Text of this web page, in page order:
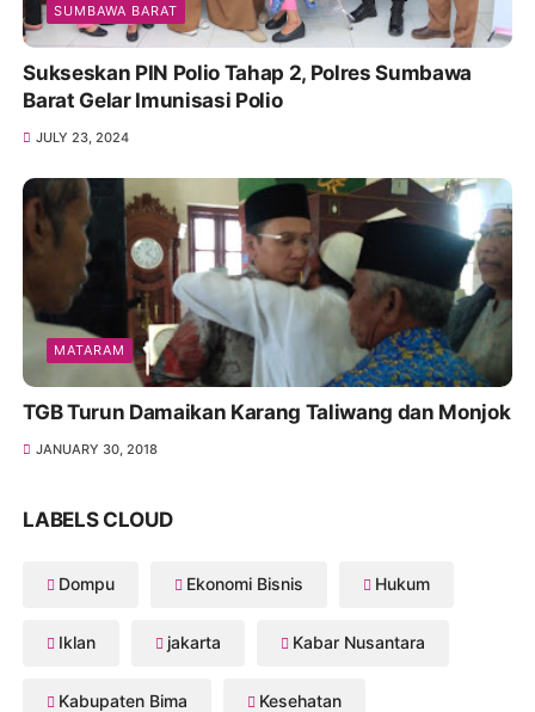
SUMBAWA BARAT
Sukseskan PIN Polio Tahap 2, Polres Sumbawa
Barat Gelar Imunisasi Polio
JULY 23, 2024
MATARAM
TGB Turun Damaikan Karang Taliwang dan Monjok
JANUARY 30, 2018
LABELS CLOUD
Dompu Ekonomi Bisnis Hukum
Iklan jakarta Kabar Nusantara
Kabupaten Bima Kesehatan